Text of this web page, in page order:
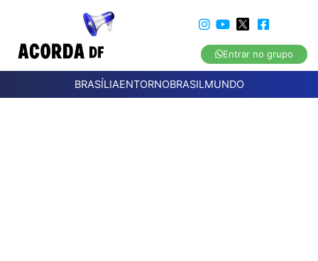
Entrar no grupo
BRASÍLIAENTORNOBRASILMUNDO